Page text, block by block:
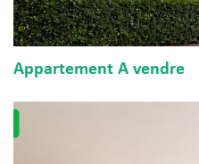
Appartement A vendre